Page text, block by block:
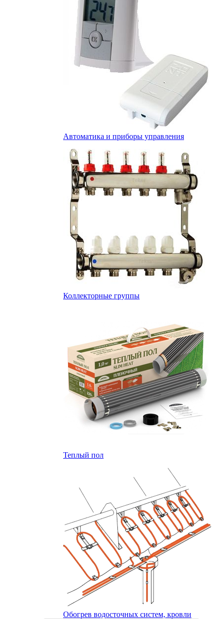
Автоматика и приборы управления
Коллекторные группы
Теплый пол
Обогрев водосточных систем, кровли